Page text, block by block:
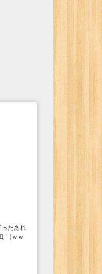
たあれ
｀)ｗｗ